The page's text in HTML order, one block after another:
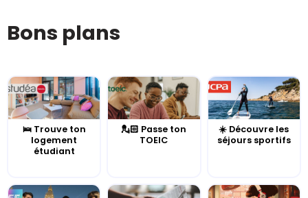
Bons plans
🛌 Trouve ton
logement
étudiant
💂🏻 Passe ton
TOEIC
☀️ Découvre les
séjours sportifs